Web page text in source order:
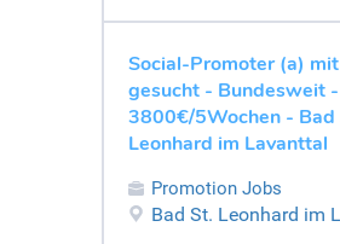
Social-Promoter (a)
gesucht - Bundesweit -
3800€/5Wochen - Bad
Leonhard im Lavanttal
Promotion Jobs
Bad St. Leonhard im